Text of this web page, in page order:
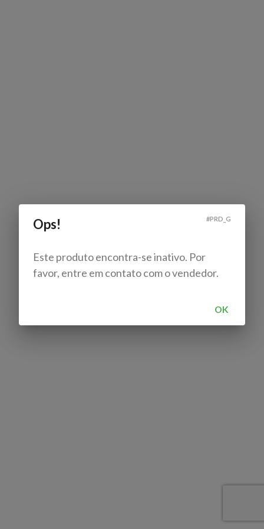
Ops! #PRD_G
Este produto encontra-se inativo. Por
favor, entre em contato com o vendedor.
OK